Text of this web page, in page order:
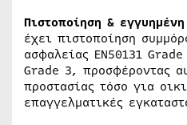
Πιστοποίηση &
έχει πιστοποίηση
ασφαλείας EN50131
Grade 3, προσφέροντας
προστασίας τόσο για
επαγγελματικές